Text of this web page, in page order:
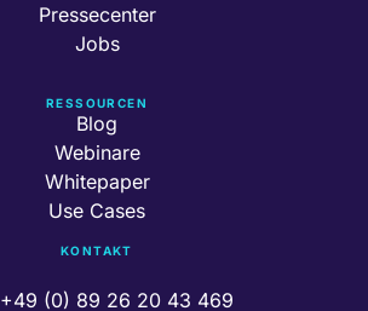
Pressecenter
Jobs
RESSOURCEN
Blog
Webinare
Whitepaper
Use Cases
KONTAKT
+49 (0) 89 26 20 43 469